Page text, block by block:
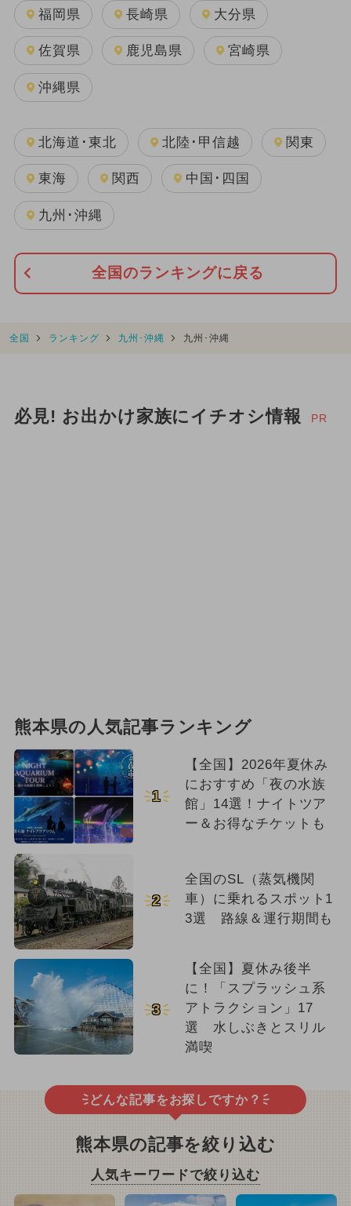
福岡県 長崎県 大分県
佐賀県 鹿児島県 宮崎県
沖縄県
北海道･東北 北陸･甲信越 関東
東海 関西 中国･四国
九州･沖縄
全国のランキングに戻る
全国 ランキング 九州･沖縄 九州･沖縄
必見! お出かけ家族にイチオシ情報 PR
熊本県の人気記事ランキング
1
【全国】2026年夏休み
におすすめ「夜の水族
館」14選！ナイトツア
ー＆お得なチケットも
2
全国のSL（蒸気機関
車）に乗れるスポット1
3選 路線＆運行期間も
3
【全国】夏休み後半
に！「スプラッシュ系
アトラクション」17
選 水しぶきとスリル
満喫
どんな記事をお探しですか？
熊本県の記事を絞り込む
人気キーワードで絞り込む